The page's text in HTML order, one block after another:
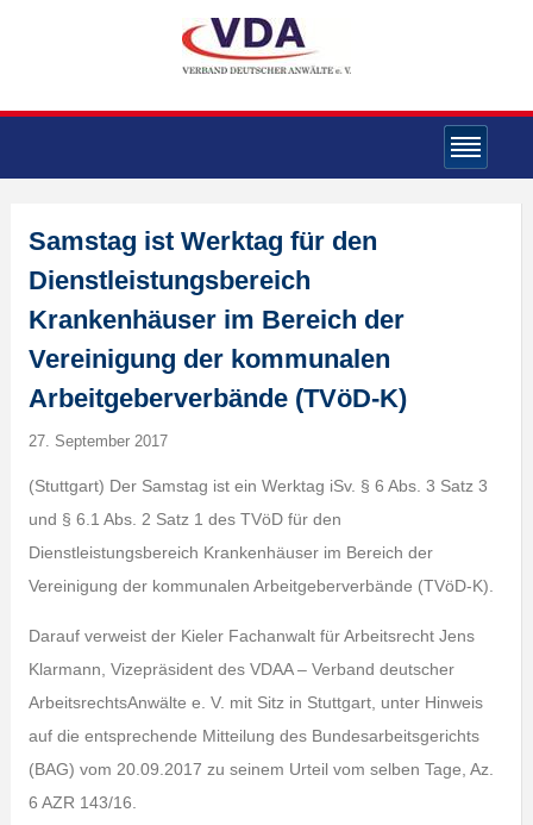
Samstag ist Werktag für den
Dienstleistungsbereich
Krankenhäuser im Bereich der
Vereinigung der kommunalen
Arbeitgeberverbände (TVöD-K)
27. September 2017
(Stuttgart) Der Samstag ist ein Werktag iSv. § 6 Abs. 3 Satz 3
und § 6.1 Abs. 2 Satz 1 des TVöD für den
Dienstleistungsbereich Krankenhäuser im Bereich der
Vereinigung der kommunalen Arbeitgeberverbände (TVöD-K).
Darauf verweist der Kieler Fachanwalt für Arbeitsrecht Jens
Klarmann, Vizepräsident des VDAA – Verband deutscher
ArbeitsrechtsAnwälte e. V. mit Sitz in Stuttgart, unter Hinweis
auf die entsprechende Mitteilung des Bundesarbeitsgerichts
(BAG) vom 20.09.2017 zu seinem Urteil vom selben Tage, Az.
6 AZR 143/16.